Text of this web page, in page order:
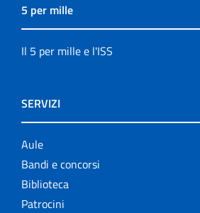
5 per mille
Il 5 per mille e l'ISS
SERVIZI
Aule
Bandi e concorsi
Biblioteca
Patrocini